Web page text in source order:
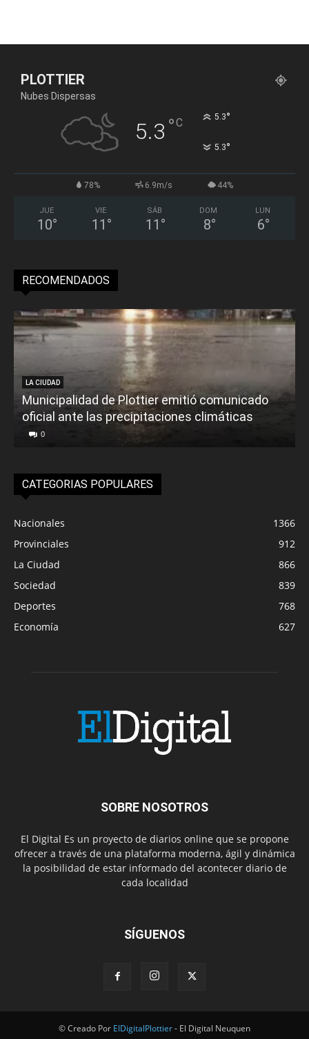
PLOTTIER
Nubes Dispersas
5.3 °C 5.3°
5.3°
78% 6.9m/s 44%
JUE
10°
VIE
11 °
SÁB
11 °
DOM
8°
LUN
6°
RECOMENDADOS
LA CIUDAD
Municipalidad de Plottier emitió comunicado
oficial ante las precipitaciones climáticas
0
CATEGORIAS POPULARES
Nacionales
1366
Provinciales
912
La Ciudad
866
Sociedad
839
Deportes
768
Economía
627
SOBRE NOSOTROS
El Digital Es un proyecto de diarios online que se propone
ofrecer a través de una plataforma moderna, ágil y dinámica
la posibilidad de estar informado del acontecer diario de
cada localidad
SÍGUENOS
© Creado Por ElDigitalPlottier- El Digital Neuquen